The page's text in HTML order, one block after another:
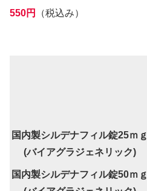
550円 （税込み）
国内製シルデナフィル錠25ｍｇ
(バイアグラジェネリック)
国内製シルデナフィル錠50ｍｇ